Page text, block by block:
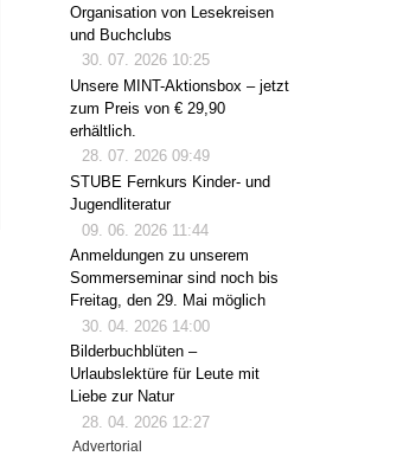
Organisation von Lesekreisen
und Buchclubs
30. 07. 2026 10:25
Unsere MINT-Aktionsbox – jetzt
zum Preis von € 29,90
erhältlich.
28. 07. 2026 09:49
STUBE Fernkurs Kinder- und
Jugendliteratur
09. 06. 2026 11:44
Anmeldungen zu unserem
Sommerseminar sind noch bis
Freitag, den 29. Mai möglich
30. 04. 2026 14:00
Bilderbuchblüten –
Urlaubslektüre für Leute mit
Liebe zur Natur
28. 04. 2026 12:27
Advertorial